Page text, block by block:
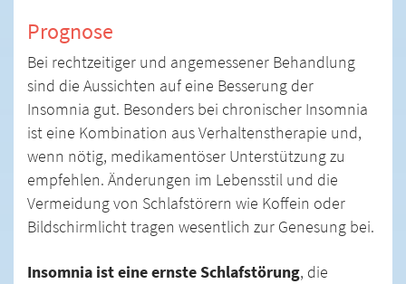
Prognose
Bei rechtzeitiger und angemessener Behandlung
sind die Aussichten auf eine Besserung der
Insomnia gut. Besonders bei chronischer Insomnia
ist eine Kombination aus Verhaltenstherapie und,
wenn nötig, medikamentöser Unterstützung zu
empfehlen. Änderungen im Lebensstil und die
Vermeidung von Schlafstörern wie Koffein oder
Bildschirmlicht tragen wesentlich zur Genesung bei.
Insomnia ist eine ernste Schlafstörung, die